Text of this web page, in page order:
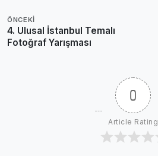
ÖNCEKI
4. Ulusal İstanbul Temalı
Fotoğraf Yarışması
0
Article Rating